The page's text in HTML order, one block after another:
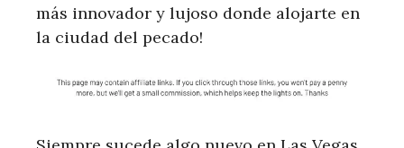
más innovador y lujoso donde alojarte en
la ciudad del pecado!